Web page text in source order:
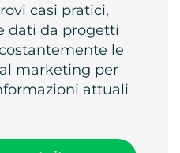
casi pratici,
dati da progetti
le
marketing per
attuali